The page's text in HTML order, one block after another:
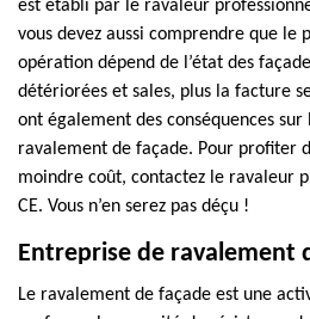
est établi par le ravaleur
vous devez aussi comprendre que le
opération dépend de l’état des
détériorées et sales, plus la facture
ont également des conséquences
ravalement de façade. Pour profiter
moindre coût, contactez le ravaleur
CE. Vous n’en serez pas déçu !
Entreprise de ravalement
Le ravalement de façade est une